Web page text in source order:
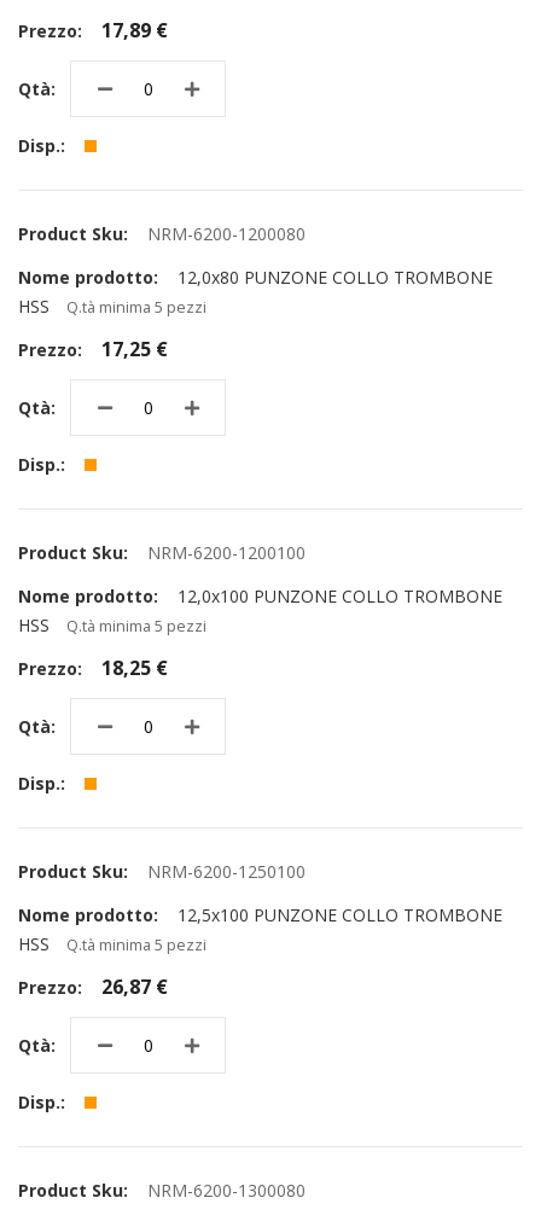
17,89 €
NRM-6200-1200080
12,0x80 PUNZONE COLLO TROMBONE
HSS
Q.tà minima 5 pezzi
17,25 €
NRM-6200-1200100
12,0x100 PUNZONE COLLO TROMBONE
HSS
Q.tà minima 5 pezzi
18,25 €
NRM-6200-1250100
12,5x100 PUNZONE COLLO TROMBONE
HSS
Q.tà minima 5 pezzi
26,87 €
NRM-6200-1300080